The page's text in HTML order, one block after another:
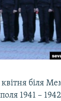
біля
1941 –